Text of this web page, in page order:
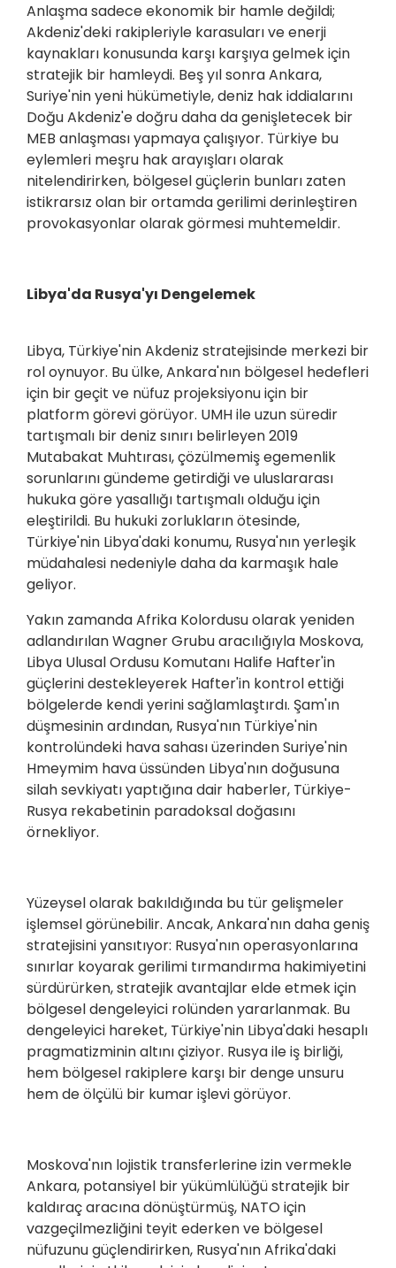
Anlaşma sadece ekonomik bir hamle değildi;
Akdeniz'deki rakipleriyle karasuları ve enerji
kaynakları konusunda karşı karşıya gelmek için
stratejik bir hamleydi. Beş yıl sonra Ankara,
Suriye'nin yeni hükümetiyle, deniz hak iddialarını
Doğu Akdeniz'e doğru daha da genişletecek bir
MEB anlaşması yapmaya çalışıyor. Türkiye bu
eylemleri meşru hak arayışları olarak
nitelendirirken, bölgesel güçlerin bunları zaten
istikrarsız olan bir ortamda gerilimi derinleştiren
provokasyonlar olarak görmesi muhtemeldir.
Libya'da Rusya'yı Dengelemek
Libya, Türkiye'nin Akdeniz stratejisinde merkezi bir
rol oynuyor. Bu ülke, Ankara'nın bölgesel hedefleri
için bir geçit ve nüfuz projeksiyonu için bir
platform görevi görüyor. UMH ile uzun süredir
tartışmalı bir deniz sınırı belirleyen 2019
Mutabakat Muhtırası, çözülmemiş egemenlik
sorunlarını gündeme getirdiği ve uluslararası
hukuka göre yasallığı tartışmalı olduğu için
eleştirildi. Bu hukuki zorlukların ötesinde,
Türkiye'nin Libya'daki konumu, Rusya'nın yerleşik
müdahalesi nedeniyle daha da karmaşık hale
geliyor.
Yakın zamanda Afrika Kolordusu olarak yeniden
adlandırılan Wagner Grubu aracılığıyla Moskova,
Libya Ulusal Ordusu Komutanı Halife Hafter'in
güçlerini destekleyerek Hafter'in kontrol ettiği
bölgelerde kendi yerini sağlamlaştırdı. Şam'ın
düşmesinin ardından, Rusya'nın Türkiye'nin
kontrolündeki hava sahası üzerinden Suriye'nin
Hmeymim hava üssünden Libya'nın doğusuna
silah sevkiyatı yaptığına dair haberler, Türkiye-
Rusya rekabetinin paradoksal doğasını
örnekliyor.
Yüzeysel olarak bakıldığında bu tür gelişmeler
işlemsel görünebilir. Ancak, Ankara'nın daha geniş
stratejisini yansıtıyor: Rusya'nın operasyonlarına
sınırlar koyarak gerilimi tırmandırma hakimiyetini
sürdürürken, stratejik avantajlar elde etmek için
bölgesel dengeleyici rolünden yararlanmak. Bu
dengeleyici hareket, Türkiye'nin Libya'daki hesaplı
pragmatizminin altını çiziyor. Rusya ile iş birliği,
hem bölgesel rakiplere karşı bir denge unsuru
hem de ölçülü bir kumar işlevi görüyor.
Moskova'nın lojistik transferlerine izin vermekle
Ankara, potansiyel bir yükümlülüğü stratejik bir
kaldıraç aracına dönüştürmüş, NATO için
vazgeçilmezliğini teyit ederken ve bölgesel
nüfuzunu güçlendirirken, Rusya'nın Afrika'daki